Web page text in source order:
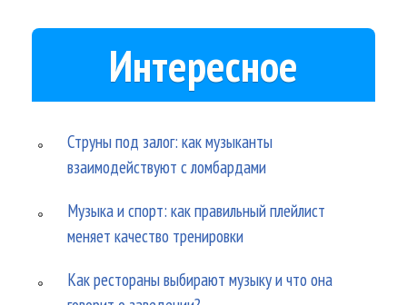
Интересное
Струны под залог: как музыканты
взаимодействуют с ломбардами
Музыка и спорт: как правильный плейлист
меняет качество тренировки
Как рестораны выбирают музыку и что она